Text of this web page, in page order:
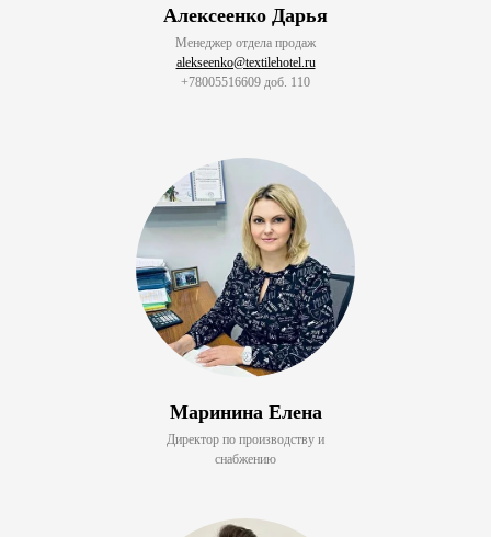
Алексеенко Дарья
Менеджер отдела продаж
alekseenko@textilehotel.ru
+78005516609 доб. 110
Маринина Елена
Директор по производству и
снабжению